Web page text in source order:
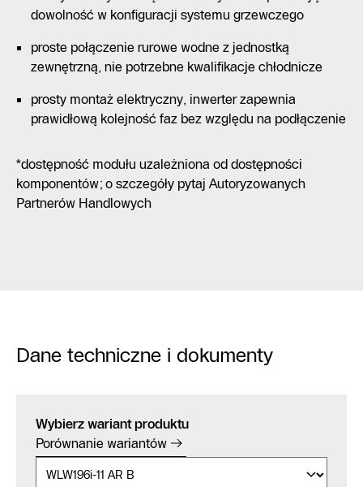
dowolność w konfiguracji systemu grzewczego
proste połączenie rurowe wodne z jednostką
zewnętrzną, nie potrzebne kwalifikacje chłodnicze
prosty montaż elektryczny, inwerter zapewnia
prawidłową kolejność faz bez względu na podłączenie
*dostępność modułu uzależniona od dostępności
komponentów; o szczegóły pytaj Autoryzowanych
Partnerów Handlowych
Dane techniczne i dokumenty
Wybierz wariant produktu
Porównanie wariantów